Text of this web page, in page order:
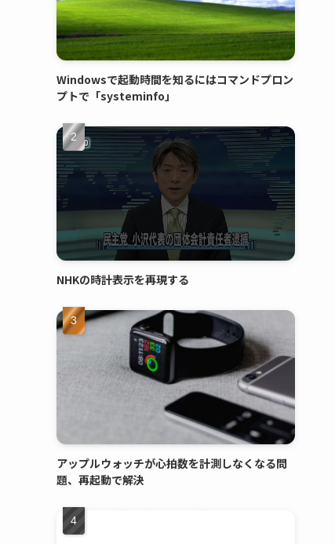
Windowsで起動時間を知るにはコマンドプロン
プトで「systeminfo」
NHKの時計表示を再現する
アップルウォッチが心拍数を計測しなくなる問
題、再起動で解決